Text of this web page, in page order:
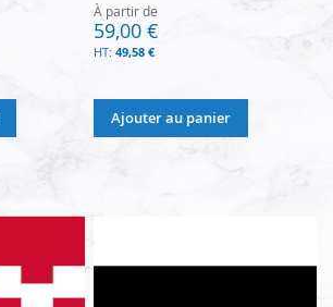
À partir de
59,00 €
49,58 €
Ajouter au panier